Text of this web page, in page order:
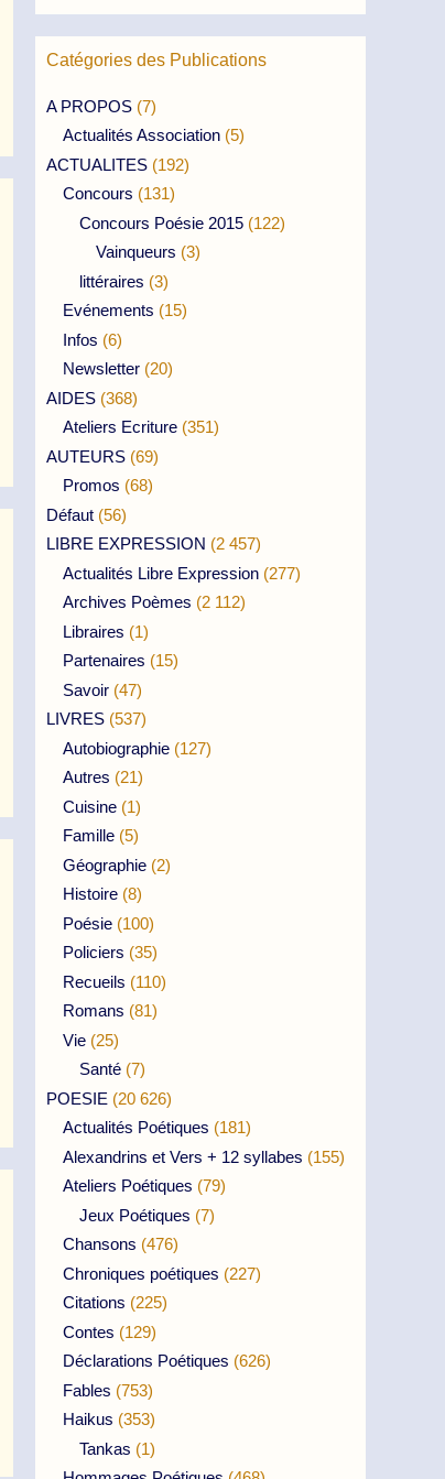
Catégories des Publications
A PROPOS (7)
Actualités Association (5)
ACTUALITES (192)
Concours (131)
Concours Poésie 2015 (122)
Vainqueurs (3)
littéraires (3)
Evénements (15)
Infos (6)
Newsletter (20)
AIDES (368)
Ateliers Ecriture (351)
AUTEURS (69)
Promos (68)
Défaut (56)
LIBRE EXPRESSION (2 457)
Actualités Libre Expression (277)
Archives Poèmes (2 112)
Libraires (1)
Partenaires (15)
Savoir (47)
LIVRES (537)
Autobiographie (127)
Autres (21)
Cuisine (1)
Famille (5)
Géographie (2)
Histoire (8)
Poésie (100)
Policiers (35)
Recueils (110)
Romans (81)
Vie (25)
Santé (7)
POESIE (20 626)
Actualités Poétiques (181)
Alexandrins et Vers + 12 syllabes (155)
Ateliers Poétiques (79)
Jeux Poétiques (7)
Chansons (476)
Chroniques poétiques (227)
Citations (225)
Contes (129)
Déclarations Poétiques (626)
Fables (753)
Haikus (353)
Tankas (1)